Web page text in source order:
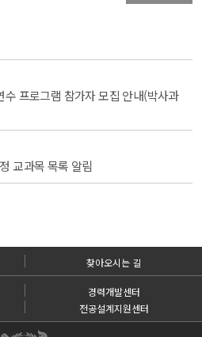
프로그램 참가자 모집 안내(박사과
교과목 목록 알림
찾아오시는 길
경력개발센터
전공설계지원센터